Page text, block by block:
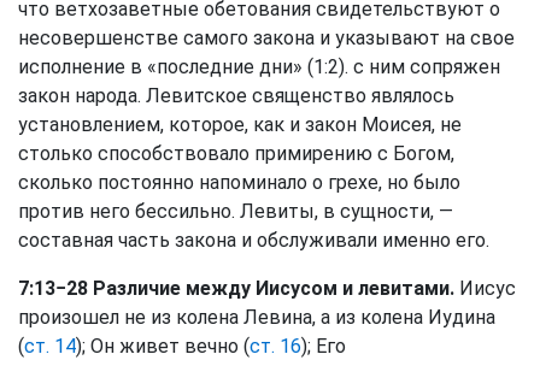
что ветхозаветные обетования свидетельствуют о
несовершенстве самого закона и указывают на свое
исполнение в «последние дни» (1:2). с ним сопряжен
закон народа. Левитское священство являлось
установлением, которое, как и закон Моисея, не
столько способствовало примирению с Богом,
сколько постоянно напоминало о грехе, но было
против него бессильно. Левиты, в сущности, —
составная часть закона и обслуживали именно его.
7:13−28 Различие между Иисусом и левитами. Иисус
произошел не из колена Левина, а из колена Иудина
(ст. 14); Он живет вечно (ст. 16); Его